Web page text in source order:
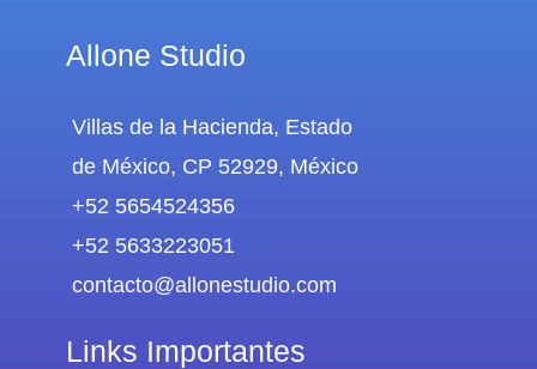
Allone Studio
Villas de la Hacienda, Estado
de México, CP 52929, México
+52 5654524356
+52 5633223051
contacto@allonestudio.com
Links Importantes